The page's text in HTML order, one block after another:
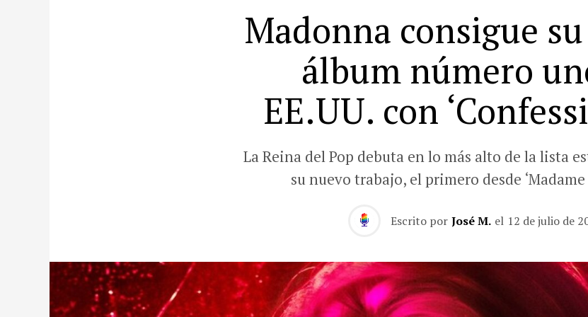
Madonna consigue
álbum número
EE.UU. con
La Reina del Pop debuta en lo más alto de la lista
su nuevo trabajo, el primero desde ‘Madame
Escrito por José M. el 12 de julio de